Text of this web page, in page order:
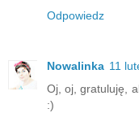
Odpowiedz
Nowalinka 11
Oj, oj, gratuluję,
:)